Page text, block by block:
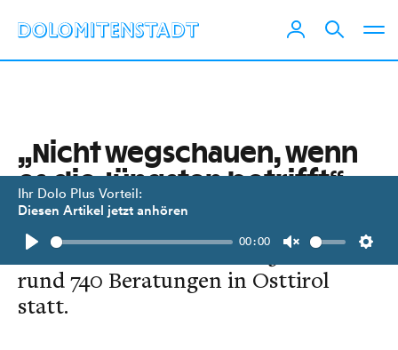
Ihr Dolo Plus Vorteil:
Diesen Artikel jetzt anhören
Play
00:00
Unmute
„Nicht wegschauen, wenn
es die Jüngsten betrifft“
Das Kinderschutzzentrum Lienz zog
in ein neues Gebäude. 2023 fanden
rund 740 Beratungen in Osttirol
statt.